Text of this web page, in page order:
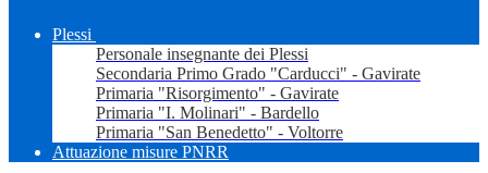
Plessi
Personale insegnante dei Plessi
Secondaria Primo Grado "Carducci" - Gavirate
Primaria "Risorgimento" - Gavirate
Primaria "I. Molinari" - Bardello
Primaria "San Benedetto" - Voltorre
Attuazione misure PNRR